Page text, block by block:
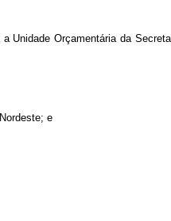
Unidade Orçamentária da
e